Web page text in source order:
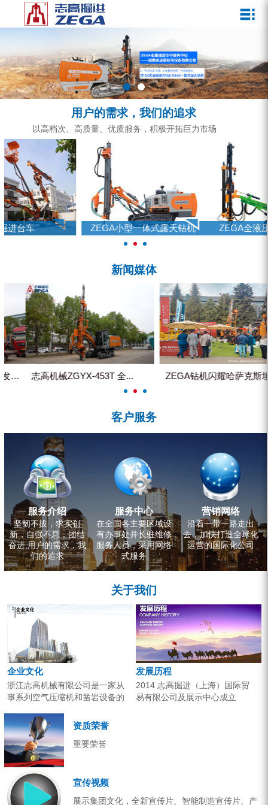
企业文化
发展历程
资质荣誉
宣传视频
公司新闻
行业动态
ZEGA一体式潜孔钻机
ZEGA地下掘进台车
ZEGA小型一体式露天钻机
ZEGA全液压顶锤钻机
ZEGA水井钻机
锚固钻机系列
FY水井钻车系列
水井专用螺杆空压机
雾炮机
洗轮机
服务介绍
服务中心
营销网络
用户的需求，我们的追求
以高档次、高质量、优质服务，积极开拓巨力市场
ZEGA小型一体式露天钻机 ZEGA全液压顶锤钻机
新闻媒体
ZEGA钻机闪耀哈萨克斯坦国际... 隧道超前大管棚施工工序管理控制
客户服务
服务介绍
坚韧不拔，求实创
新，自强不息，团结
奋进,用户的需求，我
们的追求
服务中心
在全国各主要区域设
有办事处并长驻维修
服务人员，采用网络
式服务
营销网络
沿着一带一路走出
去，加快打造全球化
运营的国际化公司
关于我们
企业文化
浙江志高机械有限公司是一家从
事系列空气压缩机和凿岩设备的
的专业机构。产品广泛应用于工
业气源、各类矿山开采和工程项
目建设。企业以技术开发为核
心，...
发展历程
2014 志高掘进（上海）国际贸
易有限公司及展示中心成立
资质荣誉
重要荣誉
宣传视频
展示集团文化，全新宣传片、智能制造宣传片、产